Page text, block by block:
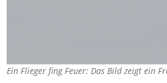
Ein Flieger fing Feuer: Das Bild zeigt ein